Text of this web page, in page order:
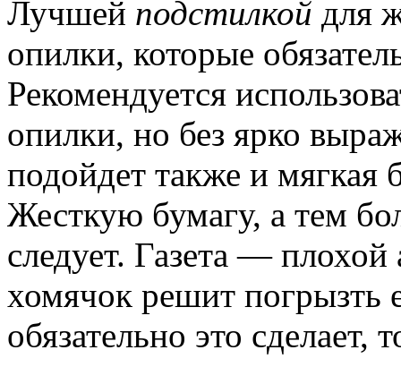
Лучшей подстилкой для
опилки, которые
Рекомендуется
опилки, но без ярко
подойдет также и мягкая
Жесткую бумагу, а тем
следует. Газета —
хомячок решит погрызть
обязательно это сделает,